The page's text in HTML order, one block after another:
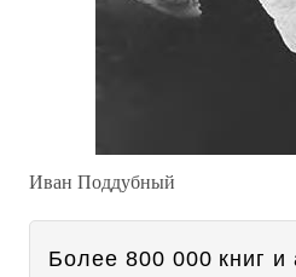
Иван Поддубный
Более 800 000 книг и